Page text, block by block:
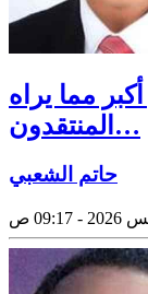
مما يراه
المنتقدون…
حاتم الشعبي